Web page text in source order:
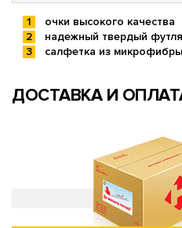
очки высокого качества
надежный твердый
салфетка из микрофибры
ДОСТАВКА И